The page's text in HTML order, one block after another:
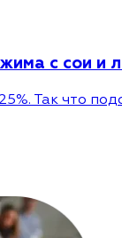
с сои и
Так что